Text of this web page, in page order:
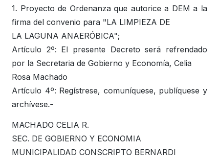
1. Proyecto de Ordenanza que autorice a DEM a la
firma del convenio para "LA LIMPIEZA DE
LA LAGUNA ANAERÓBICA";
Artículo 2º: El presente Decreto será refrendado
por la Secretaria de Gobierno y Economía, Celia
Rosa Machado
Artículo 4º: Regístrese, comuníquese, publíquese y
archívese.-
MACHADO CELIA R.
SEC. DE GOBIERNO Y ECONOMIA
MUNICIPALIDAD CONSCRIPTO BERNARDI